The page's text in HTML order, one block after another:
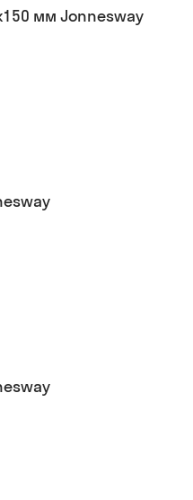
мм Jonnesway